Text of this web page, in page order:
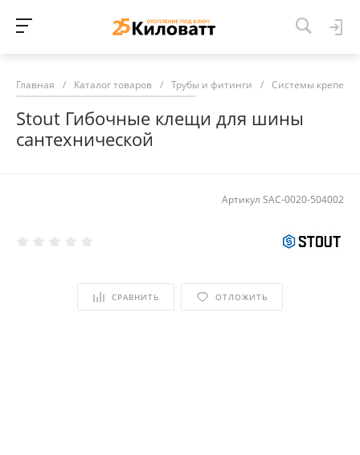
Главная / Каталог товаров / Трубы и фитинги / Системы крепежа
Stout Гибочные клещи для шины
сантехнической
Артикул SAC-0020-504002
СРАВНИТЬ ОТЛОЖИТЬ